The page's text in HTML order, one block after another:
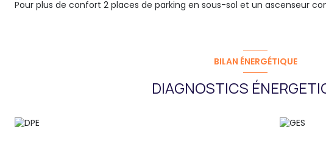
Pour plus de confort 2 places de parking en sous-sol et un ascenseur
BILAN ÉNERGÉTIQUE
DIAGNOSTICS